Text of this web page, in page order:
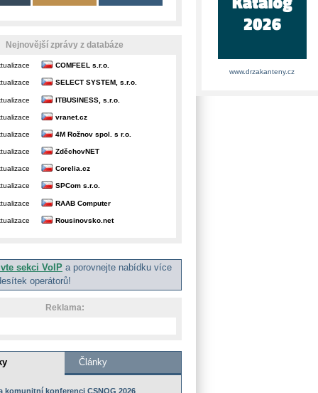
Nejnovější zprávy z databáze
COMFEEL s.r.o.
SELECT SYSTEM, s.r.o.
ITBUSINESS, s.r.o.
vranet.cz
4M Rožnov spol. s r.o.
ZděchovNET
Corelia.cz
SPCom s.r.o.
RAAB Computer
Rousinovsko.net
sekci VoIP a porovnejte nabídku více
operátorů!
Reklama:
www.drzakanteny.cz